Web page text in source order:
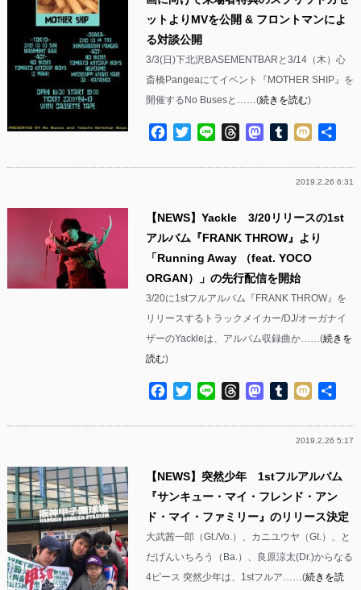
ットよりMVを公開 & フロントマンによ
る対談公開
3/3(日)下北沢BASEMENTBARと3/14（木）心
斎橋Pangeaにてイベント『MOTHER SHIP』を
開催するNo Busesと……(続きを読む)
Facebook
TwitterLine ThreadsMastodon
Tumblr
Mixi
2019.2.26 6:31
【NEWS】Yackle 3/20リリースの1st
アルバム『FRANK THROW』より
「Running Away （feat. YOCO
ORGAN）」の先行配信を開始
3/20に1stフルアルバム『FRANK THROW』を
リリースするトラックメイカー/DJ/オーガナイ
ザーのYackleは、アルバム収録曲か……(続きを
読む)
Facebook
TwitterLine ThreadsMastodon
Tumblr
Mixi
2019.2.26 5:17
【NEWS】突然少年 1stフルアルバム
『サンキュー・マイ・フレンド・アン
ド・マイ・ファミリー』のリリース決定
大武茜一郎（Gt./Vo.）、カニユウヤ（Gt.）、と
だげんいちろう（Ba.）、良原涼太(Dr.)からなる
4ピース 突然少年は、1stフルア……(続きを読